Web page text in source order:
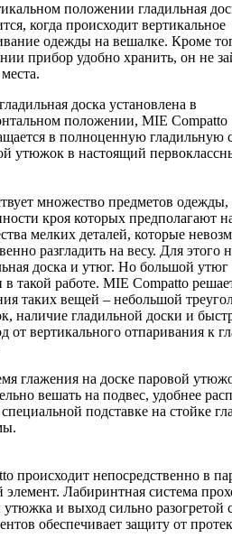
положении гладильная
когда происходит вертикальное
одежды на вешалке. Кроме
прибор удобно хранить, он не
доска установлена в
положении, MIE Compatto
в полноценную гладильную
утюжок в настоящий
множество предметов одежды,
кроя которых предполагают
мелких деталей, которые
разгладить на весу. Для этого
доска и утюг. Но большой утюг
в такой работе. MIE Compatto
таких вещей – небольшой
наличие гладильной доски и
от вертикального отпаривания к
глажения на доске паровой
вешать на подвес, удобнее
подставке на стойке
происходит непосредственно в
Лабиринтная система
и выход сильно разогретой
обеспечивает защиту от